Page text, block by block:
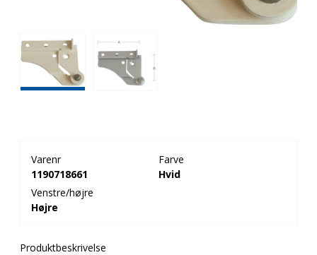
Varenr
1190718661
Farve
Hvid
Venstre/højre
Højre
Produktbeskrivelse